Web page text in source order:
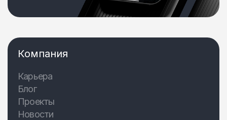
Компания
Карьера
Блог
Проекты
Новости